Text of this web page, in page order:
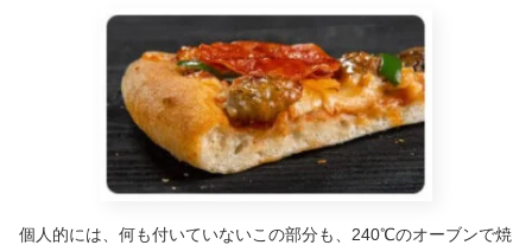
個人的には、何も付いていないこの部分も、240℃のオーブンで焼